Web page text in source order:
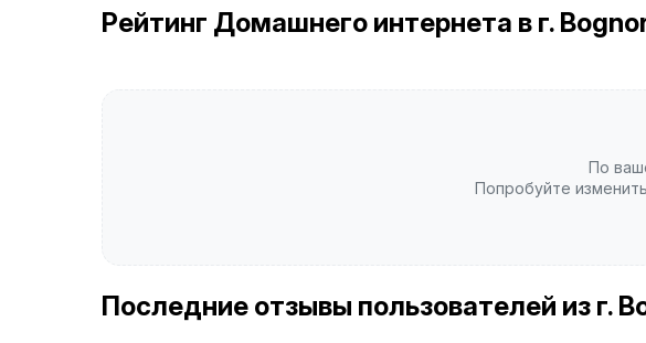
Рейтинг Домашнего интернета в г.
По
Попробуйте
Последние отзывы пользователей из г.